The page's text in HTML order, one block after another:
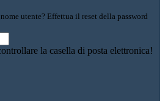
utente? Effettua il reset della password
la casella di posta elettronica!